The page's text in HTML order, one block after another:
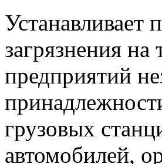
Устанавливает
загрязнения
предприятий
грузовых
автомобилей,